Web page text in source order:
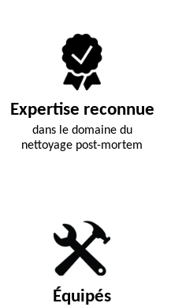
Expertise reconnue
dans le domaine du
nettoyage post-mortem
Équipés